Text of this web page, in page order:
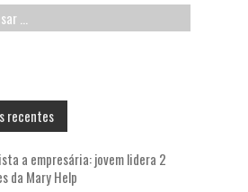
recentes
a empresária: jovem lidera 2
da Mary Help